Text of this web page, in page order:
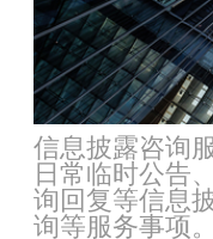
信息披露咨询
日常临时公告
询回复等信息
询等服务事项